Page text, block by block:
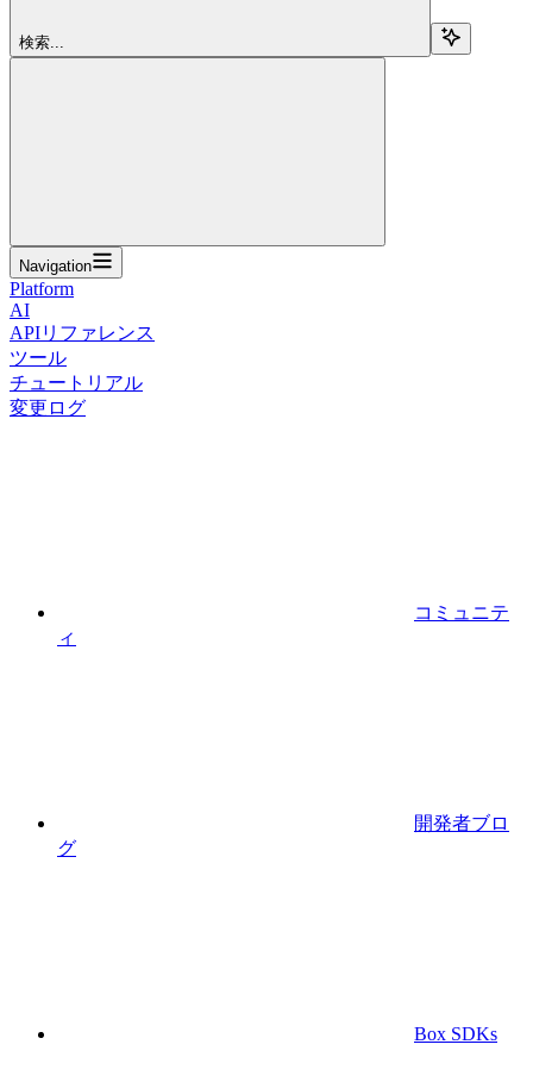
検索...
Navigation
Platform
AI
APIリファレンス
ツール
チュートリアル
変更ログ
コミュニテ
ィ
開発者ブロ
グ
Box SDKs